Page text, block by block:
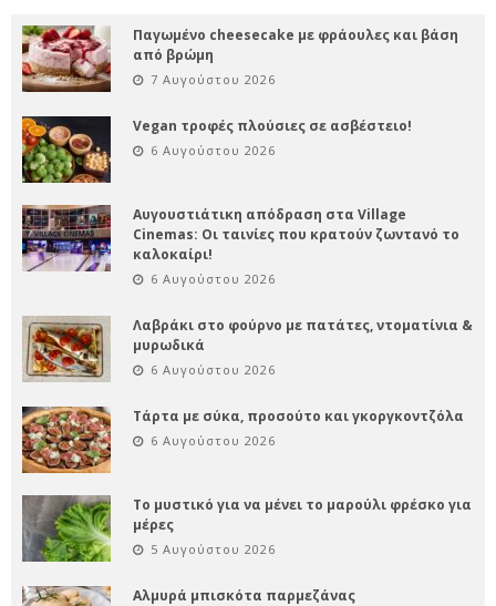
Παγωμένο cheesecake με φράουλες και βάση
από βρώμη
7 Αυγούστου 2026
Vegan τροφές πλούσιες σε ασβέστειο!
6 Αυγούστου 2026
Αυγουστιάτικη απόδραση στα Village
Cinemas: Οι ταινίες που κρατούν ζωντανό το
καλοκαίρι!
6 Αυγούστου 2026
Λαβράκι στο φούρνο με πατάτες, ντοματίνια &
μυρωδικά
6 Αυγούστου 2026
Τάρτα με σύκα, προσούτο και γκοργκοντζόλα
6 Αυγούστου 2026
Το μυστικό για να μένει το μαρούλι φρέσκο για
μέρες
5 Αυγούστου 2026
Αλμυρά μπισκότα παρμεζάνας